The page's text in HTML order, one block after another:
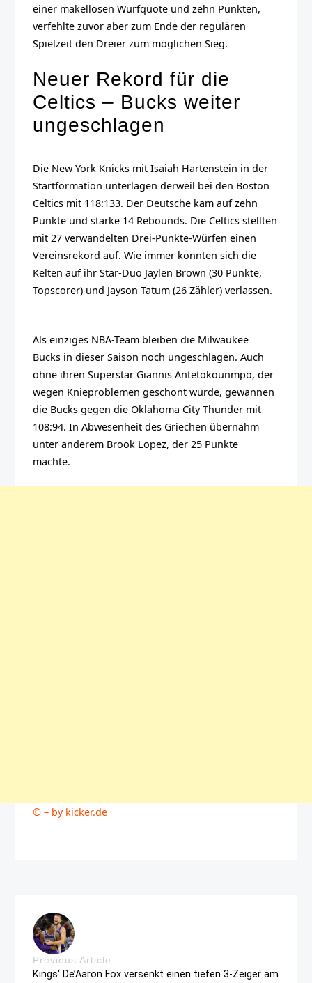
einer makellosen Wurfquote und zehn Punkten,
verfehlte zuvor aber zum Ende der regulären
Spielzeit den Dreier zum möglichen Sieg.
Neuer Rekord für die
Celtics – Bucks weiter
ungeschlagen
Die New York Knicks mit Isaiah Hartenstein in der
Startformation unterlagen derweil bei den Boston
Celtics mit 118:133. Der Deutsche kam auf zehn
Punkte und starke 14 Rebounds. Die Celtics stellten
mit 27 verwandelten Drei-Punkte-Würfen einen
Vereinsrekord auf. Wie immer konnten sich die
Kelten auf ihr Star-Duo Jaylen Brown (30 Punkte,
Topscorer) und Jayson Tatum (26 Zähler) verlassen.
Als einziges NBA-Team bleiben die Milwaukee
Bucks in dieser Saison noch ungeschlagen. Auch
ohne ihren Superstar Giannis Antetokounmpo, der
wegen Knieproblemen geschont wurde, gewannen
die Bucks gegen die Oklahoma City Thunder mit
108:94. In Abwesenheit des Griechen übernahm
unter anderem Brook Lopez, der 25 Punkte
machte.
© – by kicker.de
Previous Article
Kings‘ De’Aaron Fox versenkt einen tiefen 3-Zeiger am